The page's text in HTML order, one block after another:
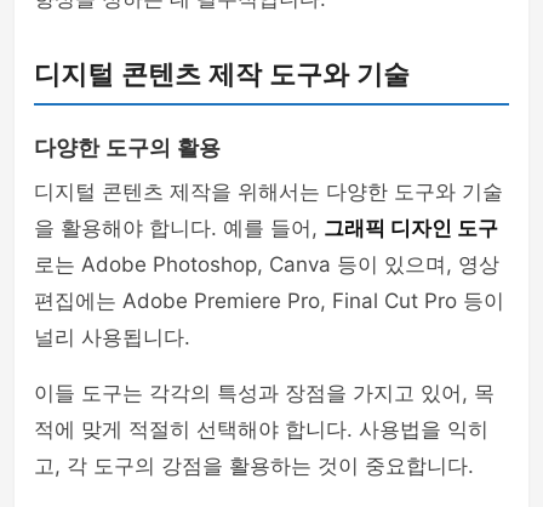
디지털 콘텐츠 제작 도구와 기술
다양한 도구의 활용
디지털 콘텐츠 제작을 위해서는 다양한 도구와 기술
을 활용해야 합니다. 예를 들어, 그래픽 디자인 도구
로는 Adobe Photoshop, Canva 등이 있으며, 영상
편집에는 Adobe Premiere Pro, Final Cut Pro 등이
널리 사용됩니다.
이들 도구는 각각의 특성과 장점을 가지고 있어, 목
적에 맞게 적절히 선택해야 합니다. 사용법을 익히
고, 각 도구의 강점을 활용하는 것이 중요합니다.